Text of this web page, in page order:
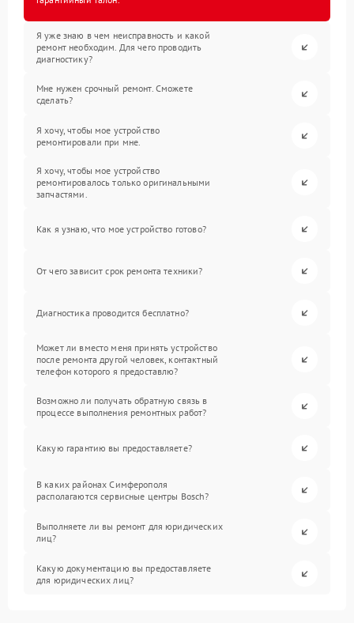
Я уже знаю в чем неисправность и какой
ремонт необходим. Для чего проводить
диагностику?
Мне нужен срочный ремонт. Сможете
сделать?
Я хочу, чтобы мое устройство
ремонтировали при мне.
Я хочу, чтобы мое устройство
ремонтировалось только оригинальными
запчастями.
Как я узнаю, что мое устройство готово?
От чего зависит срок ремонта техники?
Диагностика проводится бесплатно?
Может ли вместо меня принять устройство
после ремонта другой человек, контактный
телефон которого я предоставлю?
Возможно ли получать обратную связь в
процессе выполнения ремонтных работ?
Какую гарантию вы предоставляете?
В каких районах Симферополя
располагаются сервисные центры Bosch?
Выполняете ли вы ремонт для юридических
лиц?
Какую документацию вы предоставляете
для юридических лиц?